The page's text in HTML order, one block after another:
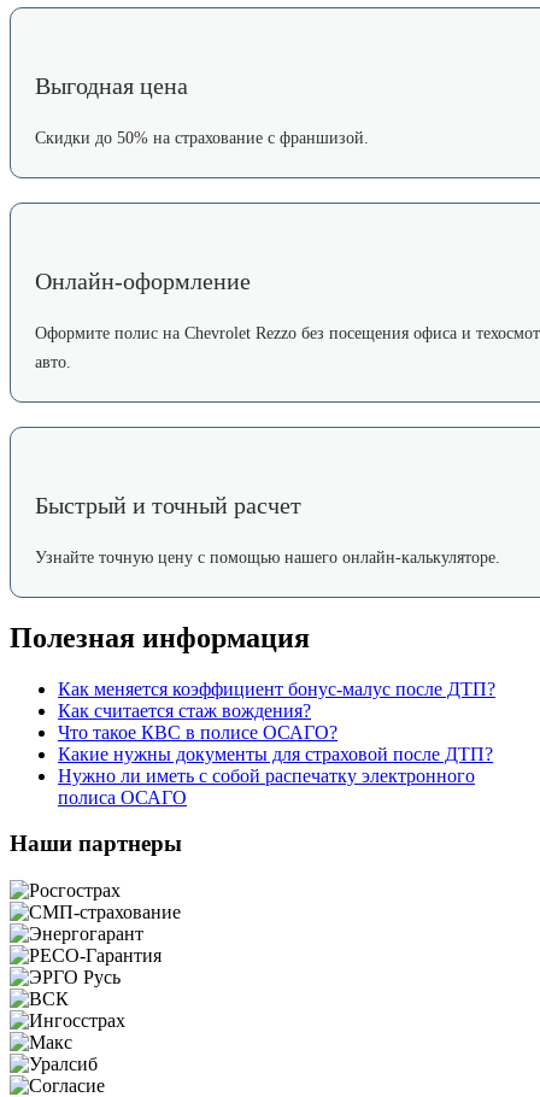
Выгодная цена
Скидки до 50% на страхование с франшизой.
Онлайн-оформление
Оформите полис на Chevrolet Rezzo без посещения офиса и
авто.
Быстрый и точный расчет
Узнайте точную цену с помощью нашего онлайн-калькуляторе.
Полезная информация
Как меняется коэффициент бонус-малус после ДТП?
Как считается стаж вождения?
Что такое КВС в полисе ОСАГО?
Какие нужны документы для страховой после ДТП?
Нужно ли иметь с собой распечатку электронного
полиса ОСАГО
Наши партнеры